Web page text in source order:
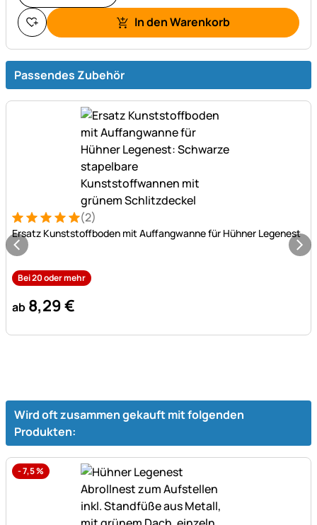
In den Warenkorb
Passendes Zubehör
Bewertung: 5 von 5 (2 Bewertungen)
2 Bewertungen
(2)
Ersatz Kunststoffboden mit Auffangwanne für Hühner Legenest
Bei 20 oder mehr
ab 8,29€
Wird oft zusammen gekauft mit folgenden
Produkten:
-7,5%